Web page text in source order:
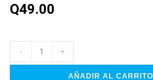
Q49.00
AÑADIR AL CARRITO